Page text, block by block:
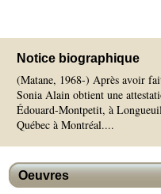
Notice biographique
(Matane, 1968-) Après avoir
Sonia Alain obtient une
Édouard-Montpetit, à
Québec à Montréal....
Oeuvres